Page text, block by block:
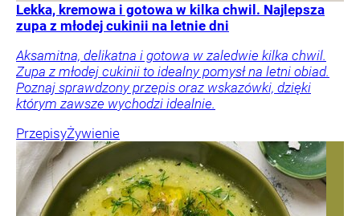
Lekka, kremowa i gotowa w kilka chwil. Najlepsza
zupa z młodej cukinii na letnie dni
Aksamitna, delikatna i gotowa w zaledwie kilka chwil.
Zupa z młodej cukinii to idealny pomysł na letni obiad.
Poznaj sprawdzony przepis oraz wskazówki, dzięki
którym zawsze wychodzi idealnie.
PrzepisyŻywienie